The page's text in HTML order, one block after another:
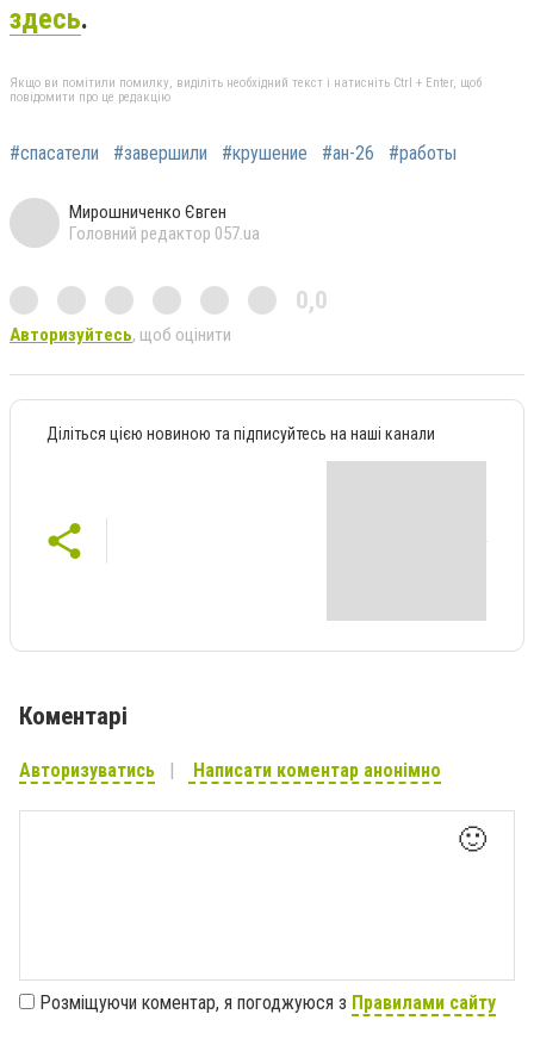
здесь.
Якщо ви помітили помилку, виділіть необхідний текст і натисніть Ctrl + Enter, щоб
повідомити про це редакцію
#спасатели #завершили #крушение #ан-26 #работы
Мирошниченко Євген
Головний редактор 057.ua
0,0
Авторизуйтесь, щоб оцінити
Діліться цією новиною та підписуйтесь на наші канали
Коментарі
Авторизуватись Написати коментар анонімно
🙂
Розміщуючи коментар, я погоджуюся з Правилами сайту